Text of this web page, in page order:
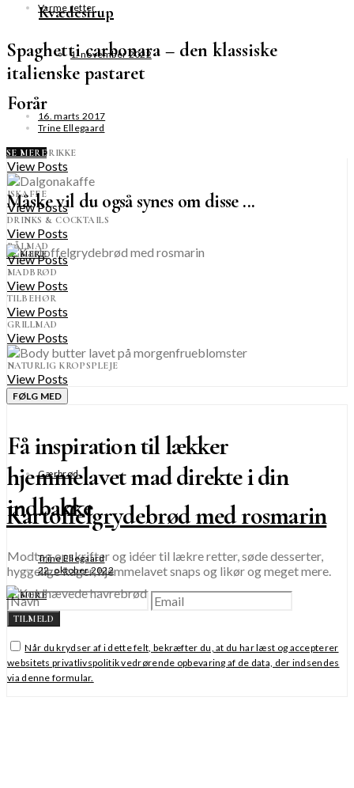
Kvædesirup
1. november 2022
Forår
KOLDE DRIKKE
View Posts
ISKAFFE
View Posts
DRINKS & COCKTAILS
View Posts
BÅLMAD
View Posts
MADBRØD
View Posts
TILBEHØR
View Posts
GRILLMAD
View Posts
NATURLIG KROPSPLEJE
View Posts
FØLG MED
Få inspiration til lækker
hjemmelavet mad direkte i din
indbakke
Modtag opskrifter og idéer til lækre retter, søde desserter,
hyggelige kager, hjemmelavet snaps og likør og meget mere.
TILMELD
Når du krydser af i dette felt, bekræfter du, at du har læst og accepterer
websitets privatlivspolitik vedrørende opbevaring af de data, der indsendes
via denne formular.
Varme retter
Spaghetti carbonara – den klassiske
italienske pastaret
16. marts 2017
Trine Ellegaard
SE MERE
Måske vil du også synes om disse ...
SE MERE
Gærbrød
Kartoffelgrydebrød med rosmarin
Trine Ellegaard
22. oktober 2022
SE MERE